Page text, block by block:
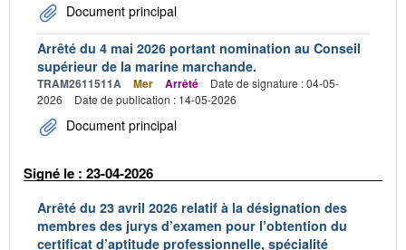
Document principal
Arrêté du 4 mai 2026 portant nomination au Conseil
supérieur de la marine marchande.
TRAM2611511A Mer Arrêté
Date de signature : 04-05-
2026
Date de publication : 14-05-2026
Document principal
Signé le : 23-04-2026
Arrêté du 23 avril 2026 relatif à la désignation des
membres des jurys d’examen pour l’obtention du
certificat d’aptitude professionnelle, spécialité